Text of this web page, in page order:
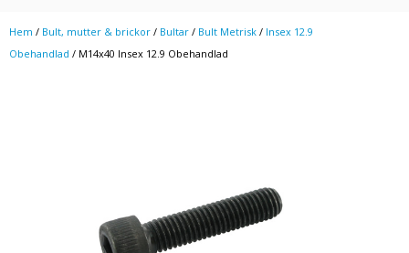
Hem / Bult, mutter & brickor / Bultar / Bult Metrisk / Insex 12.9
Obehandlad / M14x40 Insex 12.9 Obehandlad